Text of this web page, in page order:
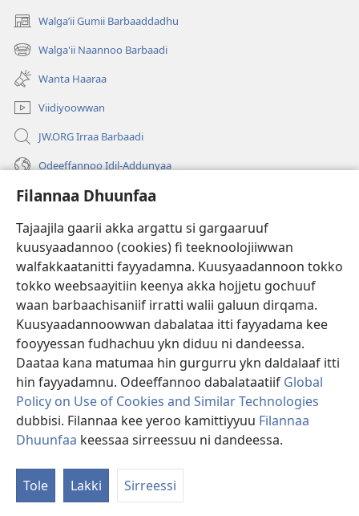
Filannaa Dhuunfaa
Tajaajila gaarii akka argattu si gargaaruuf
kuusyaadannoo (cookies) fi teeknoolojiiwwan
walfakkaatanitti fayyadamna. Kuusyaadannoon tokko
tokko weebsaayitiin keenya akka hojjetu gochuuf
waan barbaachisaniif irratti walii galuun dirqama.
Kuusyaadannoowwan dabalataa itti fayyadama kee
fooyyessan fudhachuu ykn diduu ni dandeessa.
Daataa kana matumaa hin gurgurru ykn daldalaaf itti
hin fayyadamnu. Odeeffannoo dabalataatiif Global
Policy on Use of Cookies and Similar Technologies
dubbisi. Filannaa kee yeroo kamittiyyuu Filannaa
Dhuunfaa keessaa sirreessuu ni dandeessa.
Tole Lakki Sirreessi
Walgaʼii Gumii Barbaaddadhu
(opens
new
window)
Walga'ii Naannoo Barbaadi
(opens
new
window)
Wanta Haaraa
Viidiyoowwan
JW.ORG Irraa Barbaadi
Odeeffannoo Idil-Addunyaa
Gargaarsa
Buusii
(opens
new
window)"LAAYIBRARII INTARNEETIIRRAA"
(opens
new
window)
®
(opens
new
window)Appilikeeshinii JW Library
Copyright© 2026 Watch Tower Bible and Tract Society of Pennsylvania.
WALII GALTEE|IMAAMMATA MATEENYAA| FILANNAA DHUUNFAA